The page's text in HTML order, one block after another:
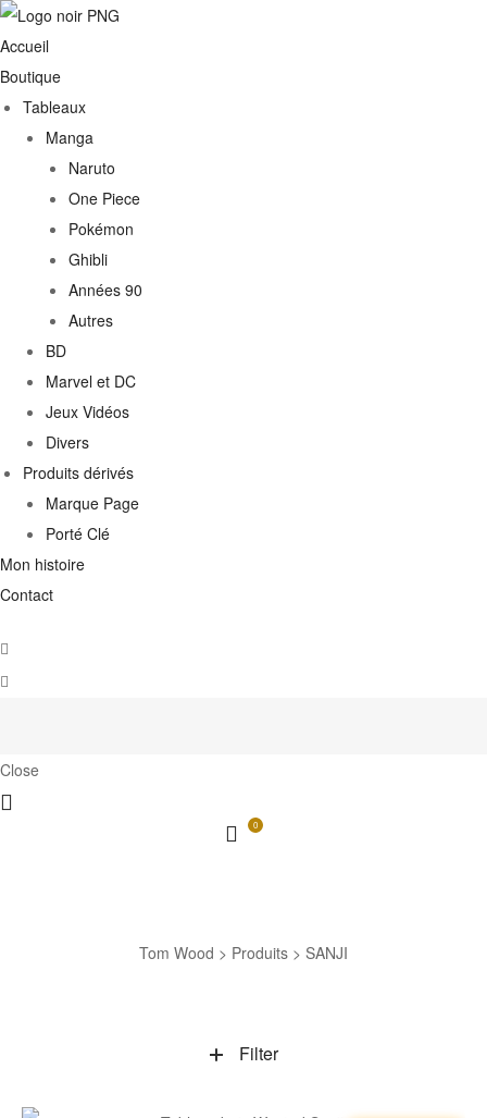
Accueil
Boutique
Tableaux
Manga
Naruto
One Piece
Pokémon
Ghibli
Années 90
Autres
BD
Marvel et DC
Jeux Vidéos
Divers
Produits dérivés
Marque Page
Porté Clé
Mon histoire
Contact
Close
0
Tom Wood > Produits > SANJI
Filter